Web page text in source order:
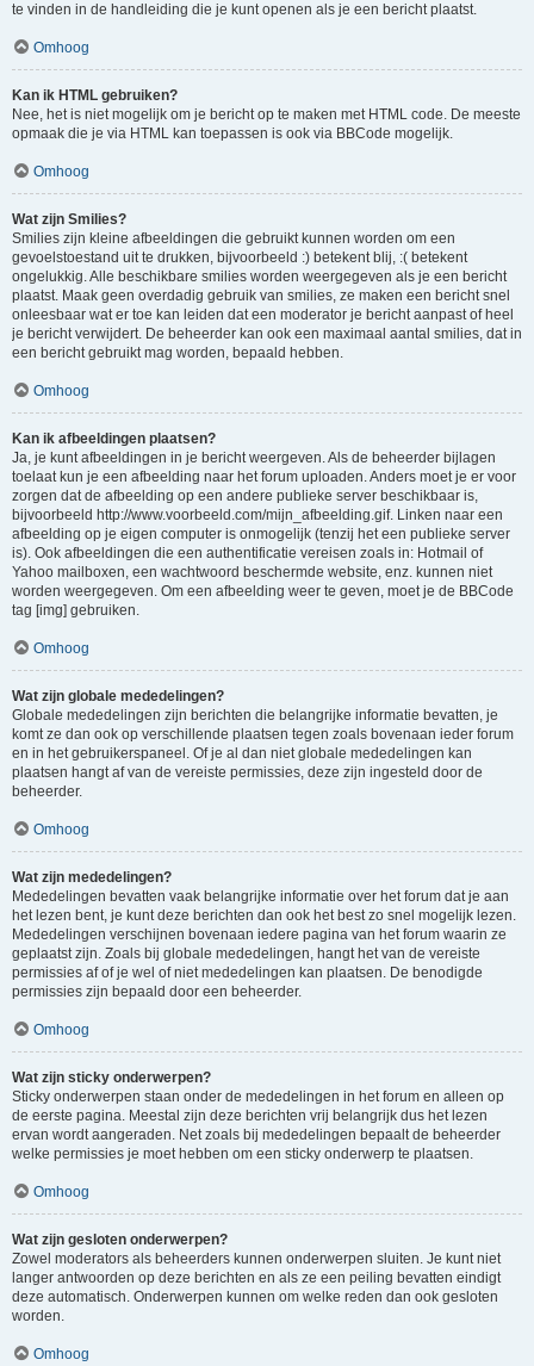
te vinden in de handleiding die je kunt openen als je een bericht plaatst.
Omhoog
Kan ik HTML gebruiken?
Nee, het is niet mogelijk om je bericht op te maken met HTML code. De meeste
opmaak die je via HTML kan toepassen is ook via BBCode mogelijk.
Omhoog
Wat zijn Smilies?
Smilies zijn kleine afbeeldingen die gebruikt kunnen worden om een
gevoelstoestand uit te drukken, bijvoorbeeld :) betekent blij, :( betekent
ongelukkig. Alle beschikbare smilies worden weergegeven als je een bericht
plaatst. Maak geen overdadig gebruik van smilies, ze maken een bericht snel
onleesbaar wat er toe kan leiden dat een moderator je bericht aanpast of heel
je bericht verwijdert. De beheerder kan ook een maximaal aantal smilies, dat in
een bericht gebruikt mag worden, bepaald hebben.
Omhoog
Kan ik afbeeldingen plaatsen?
Ja, je kunt afbeeldingen in je bericht weergeven. Als de beheerder bijlagen
toelaat kun je een afbeelding naar het forum uploaden. Anders moet je er voor
zorgen dat de afbeelding op een andere publieke server beschikbaar is,
bijvoorbeeld http://www.voorbeeld.com/mijn_afbeelding.gif. Linken naar een
afbeelding op je eigen computer is onmogelijk (tenzij het een publieke server
is). Ook afbeeldingen die een authentificatie vereisen zoals in: Hotmail of
Yahoo mailboxen, een wachtwoord beschermde website, enz. kunnen niet
worden weergegeven. Om een afbeelding weer te geven, moet je de BBCode
tag [img] gebruiken.
Omhoog
Wat zijn globale mededelingen?
Globale mededelingen zijn berichten die belangrijke informatie bevatten, je
komt ze dan ook op verschillende plaatsen tegen zoals bovenaan ieder forum
en in het gebruikerspaneel. Of je al dan niet globale mededelingen kan
plaatsen hangt af van de vereiste permissies, deze zijn ingesteld door de
beheerder.
Omhoog
Wat zijn mededelingen?
Mededelingen bevatten vaak belangrijke informatie over het forum dat je aan
het lezen bent, je kunt deze berichten dan ook het best zo snel mogelijk lezen.
Mededelingen verschijnen bovenaan iedere pagina van het forum waarin ze
geplaatst zijn. Zoals bij globale mededelingen, hangt het van de vereiste
permissies af of je wel of niet mededelingen kan plaatsen. De benodigde
permissies zijn bepaald door een beheerder.
Omhoog
Wat zijn sticky onderwerpen?
Sticky onderwerpen staan onder de mededelingen in het forum en alleen op
de eerste pagina. Meestal zijn deze berichten vrij belangrijk dus het lezen
ervan wordt aangeraden. Net zoals bij mededelingen bepaalt de beheerder
welke permissies je moet hebben om een sticky onderwerp te plaatsen.
Omhoog
Wat zijn gesloten onderwerpen?
Zowel moderators als beheerders kunnen onderwerpen sluiten. Je kunt niet
langer antwoorden op deze berichten en als ze een peiling bevatten eindigt
deze automatisch. Onderwerpen kunnen om welke reden dan ook gesloten
worden.
Omhoog